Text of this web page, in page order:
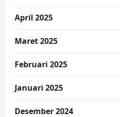
April 2025
Maret 2025
Februari 2025
Januari 2025
Desember 2024